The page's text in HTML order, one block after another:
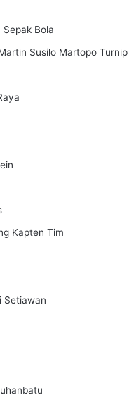
Bola
Susilo Martopo Turnip
Kapten Tim
Setiawan